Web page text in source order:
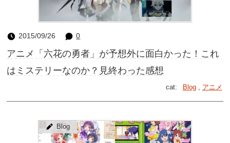
2015/09/26 0
アニメ「六花の勇者」が予想外に面白かった！これ
はミステリーなのか？見終わった感想
cat: Blog, アニメ
Blog